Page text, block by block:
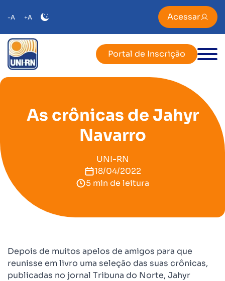
-A +A Acessar
Portal de Inscrição
As crônicas de Jahyr
Navarro
UNI-RN
18/04/2022
5 min de leitura
Depois de muitos apelos de amigos para que
reunisse em livro uma seleção das suas crônicas,
publicadas no jornal Tribuna do Norte, Jahyr